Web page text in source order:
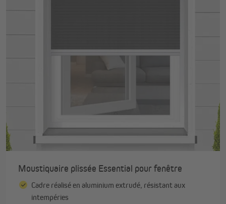
Moustiquaire plissée Essential pour fenêtre
Cadre réalisé en aluminium extrudé, résistant aux
intempéries